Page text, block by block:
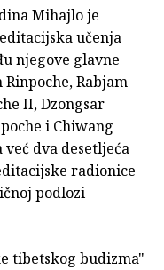
Mihajlo je
učenja
njegove glavne
Rabjam
II, Dzongsar
i Chiwang
dva desetljeća
radionice
podlozi
tibetskog budizma"